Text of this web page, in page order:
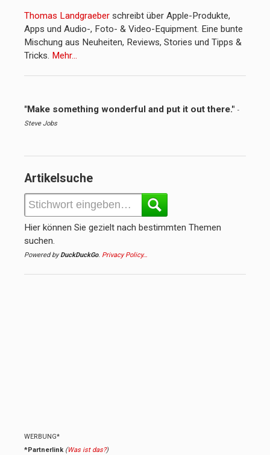
Thomas Landgraeber schreibt über Apple-Produkte,
Apps und Audio-, Foto- & Video-Equipment. Eine bunte
Mischung aus Neuheiten, Reviews, Stories und Tipps &
Tricks. Mehr…
"Make something wonderful and put it out there." -
Steve Jobs
Artikelsuche
Hier können Sie gezielt nach bestimmten Themen
suchen.
Powered byDuckDuckGo. Privacy Policy…
WERBUNG*
*Partnerlink (Was ist das?)